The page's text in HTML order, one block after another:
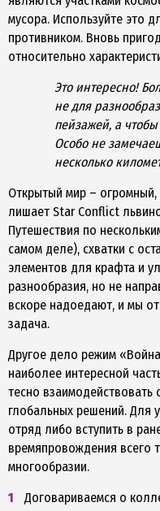
мусора. Используйте это
противником. Вновь
относительно
Это интересно!
не для
пейзажей, а
Особо не
несколько
Открытый мир – огромный,
лишает Star Conflict
Путешествия по
самом деле), схватки с
элементов для крафта и
разнообразия, но не
вскоре надоедают, и мы
задача.
Другое дело режим
наиболее интересной
тесно взаимодействовать
глобальных решений. Для
отряд либо вступить в
времяпровождения всего
многообразии.
Договариваемся о